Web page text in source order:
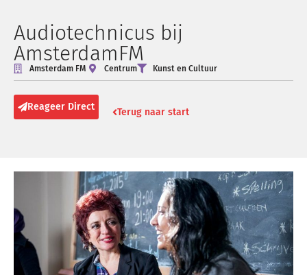
Audiotechnicus bij
AmsterdamFM
Amsterdam FM Centrum Kunst en Cultuur
Reageer Direct Terug naar start